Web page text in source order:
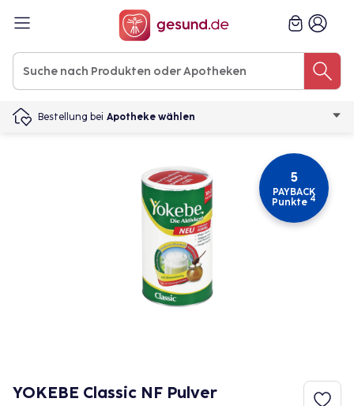
Bestellung bei Apotheke wählen
5
PAYBACK
Punkte 4
YOKEBE Classic NF Pulver